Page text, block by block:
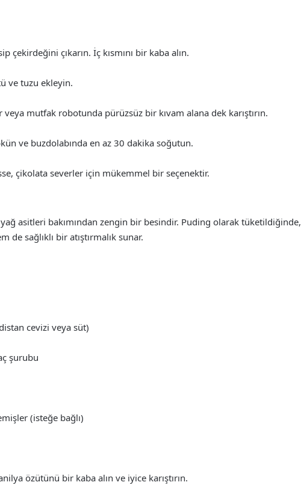
çekirdeğini çıkarın. İç kısmını bir kaba alın.
ve tuzu ekleyin.
mutfak robotunda pürüzsüz bir kıvam alana dek karıştırın.
ve buzdolabında en az 30 dakika soğutun.
çikolata severler için mükemmel bir seçenektir.
asitleri bakımından zengin bir besindir. Puding olarak tüketildiğinde,
de sağlıklı bir atıştırmalık sunar.
cevizi veya süt)
şurubu
(isteğe bağlı)
özütünü bir kaba alın ve iyice karıştırın.